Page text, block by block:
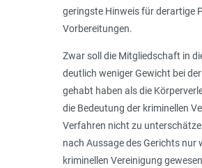
geringste Hinweis für derartige
Vorbereitungen.
Zwar soll die Mitgliedschaft in
deutlich weniger Gewicht bei
gehabt haben als die
die Bedeutung der kriminellen
Verfahren nicht zu
nach Aussage des Gerichts nur
kriminellen Vereinigung